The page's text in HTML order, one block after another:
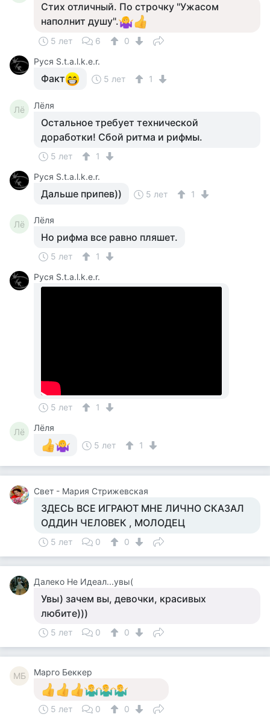
Стих отличный. По строчку "Ужасом
наполнит душу".
5 лет 6
0
Руся S.t.a.l.k.e.r.
Факт 5 лет 1
Лё Лёля
Остальное требует технической
доработки! Сбой ритма и рифмы.
5 лет
1
Руся S.t.a.l.k.e.r.
Дальше припев)) 5 лет 1
Лё Лёля
Но рифма все равно пляшет.
5 лет
1
Руся S.t.a.l.k.e.r.
5 лет 1
Лё
Лёля
5 лет
1
Свет - Мария Стрижевская
ЗДЕСЬ ВСЕ ИГРАЮТ МНЕ ЛИЧНО СКАЗАЛ
ОДДИН ЧЕЛОВЕК , МОЛОДЕЦ
5 лет 0 0
Далеко Не Идеал...увы(
Увы) зачем вы, девочки, красивых
любите)))
5 лет 0 0
MБ Mарго Беккер
5 лет 0 0